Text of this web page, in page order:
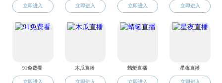
研究机构 成人网站>成人网站概况>组织机构>研究机构
四川省轨道交通站点低碳节能技术工程研究中心